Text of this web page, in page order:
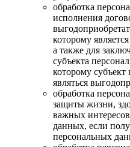
обработка
исполнения
которому
а также для
субъекта
которому
являться
обработка
защиты жизни,
важных
данных, если
персональных